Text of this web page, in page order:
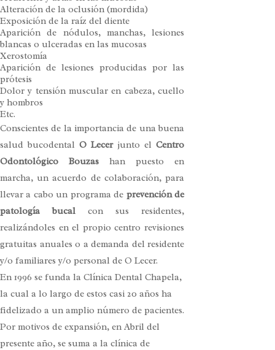
Alteración de la oclusión (mordida)
Exposición de la raíz del diente
Aparición de nódulos, manchas, lesiones
blancas o ulceradas en las mucosas
Xerostomía
Aparición de lesiones producidas por las
prótesis
Dolor y tensión muscular en cabeza, cuello
y hombros
Etc.
Conscientes de la importancia de una buena
salud bucodental O Lecerjunto el Centro
Odontológico Bouzas han puesto en
marcha, un acuerdo de colaboración, para
llevar a cabo un programa de prevención de
patología bucal con sus residentes,
realizándoles en el propio centro revisiones
gratuitas anuales o a demanda del residente
y/o familiares y/o personal de O Lecer.
En 1996 se funda la Clínica Dental Chapela,
la cual a lo largo de estos casi 20 años ha
fidelizado a un amplio número de pacientes.
Por motivos de expansión, en Abril del
presente año, se suma a la clínica de